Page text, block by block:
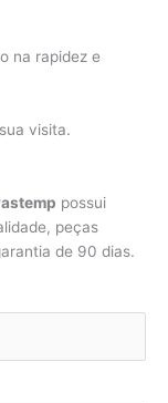
na rapidez e
visita.
possui
peças
de 90 dias.